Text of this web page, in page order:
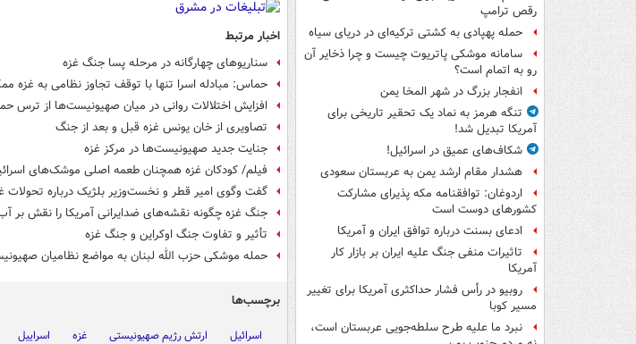
رقص ترامپ
حمله پهپادی به کشتی ترکیه‌ای در دریای سیاه
سامانه موشکی پاتریوت چیست و چرا ذخایر آن
رو به اتمام است؟
انفجار بزرگ در شهر المخا یمن
تنگه هرمز به نماد یک تحقیر تاریخی برای
آمریکا تبدیل شد!
شکاف‌های عمیق در اسرائیل!
هشدار مقام ارشد یمن به عربستان سعودی
اردوغان: توافقنامه مکه پذیرای مشارکت
کشورهای دوست است
ادعای بسنت درباره توافق ایران و آمریکا
تاثیرات منفی جنگ علیه ایران بر بازار کار
آمریکا
روبیو در رأس فشار حداکثری آمریکا برای تغییر
مسیر کوبا
نبرد ما علیه طرح سلطه‌جویی عربستان است،
اخبار مرتبط
سناریوهای چهارگانه در مرحله پسا جنگ غزه
حماس: مبادله اسرا تنها با توقف تجاوز نظامی به غزه
افزایش اختلالات روانی در میان صهیونیست‌ها از ترس
تصاویری از خان یونس غزه قبل و بعد از جنگ
جنایت جدید صهیونیست‌ها در مرکز غزه
فیلم/ کودکان غزه همچنان طعمه اصلی موشک‌های
گفت وگوی امیر قطر و نخست‌وزیر بلژیک درباره تحولات
جنگ غزه چگونه نقشه‌های ضدایرانی آمریکا را نقش بر
تأثیر و تفاوت جنگ اوکراین و جنگ غزه
حمله موشکی حزب الله لبنان به مواضع نظامیان
برچسب‌ها
اسرائیل ارتش رژیم صهیونیستی غزه اسراییل